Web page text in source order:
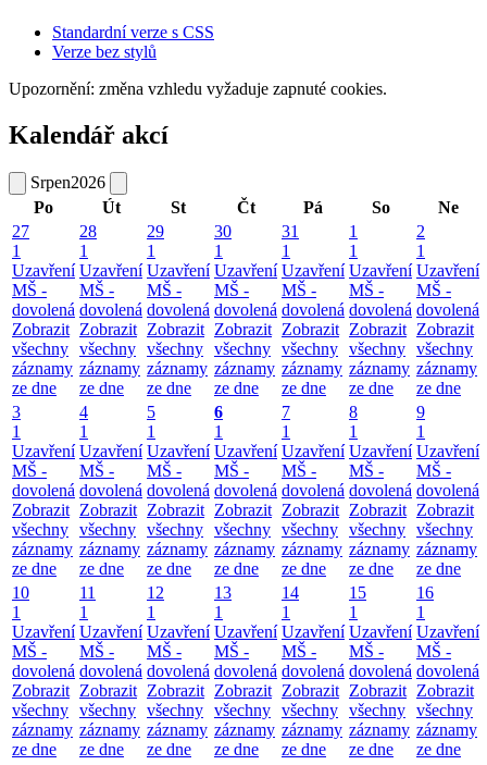
Standardní verze s CSS
Verze bez stylů
Upozornění: změna vzhledu vyžaduje zapnuté cookies.
Kalendář akcí
Srpen2026
Po
Út St Čt Pá So
Ne
27
1
Uzavření
MŠ -
dovolená
Zobrazit
všechny
záznamy
ze dne
28
1
Uzavření
MŠ -
dovolená
Zobrazit
všechny
záznamy
ze dne
29
1
Uzavření
MŠ -
dovolená
Zobrazit
všechny
záznamy
ze dne
30
1
Uzavření
MŠ -
dovolená
Zobrazit
všechny
záznamy
ze dne
31
1
Uzavření
MŠ -
dovolená
Zobrazit
všechny
záznamy
ze dne
1
1
Uzavření
MŠ -
dovolená
Zobrazit
všechny
záznamy
ze dne
2
1
Uzavření
MŠ -
dovolená
Zobrazit
všechny
záznamy
ze dne
3
1
Uzavření
MŠ -
dovolená
Zobrazit
všechny
záznamy
ze dne
4
1
Uzavření
MŠ -
dovolená
Zobrazit
všechny
záznamy
ze dne
5
1
Uzavření
MŠ -
dovolená
Zobrazit
všechny
záznamy
ze dne
6
1
Uzavření
MŠ -
dovolená
Zobrazit
všechny
záznamy
ze dne
7
1
Uzavření
MŠ -
dovolená
Zobrazit
všechny
záznamy
ze dne
8
1
Uzavření
MŠ -
dovolená
Zobrazit
všechny
záznamy
ze dne
9
1
Uzavření
MŠ -
dovolená
Zobrazit
všechny
záznamy
ze dne
10
1
Uzavření
MŠ -
dovolená
Zobrazit
všechny
záznamy
ze dne
11
1
Uzavření
MŠ -
dovolená
Zobrazit
všechny
záznamy
ze dne
12
1
Uzavření
MŠ -
dovolená
Zobrazit
všechny
záznamy
ze dne
13
1
Uzavření
MŠ -
dovolená
Zobrazit
všechny
záznamy
ze dne
14
1
Uzavření
MŠ -
dovolená
Zobrazit
všechny
záznamy
ze dne
15
1
Uzavření
MŠ -
dovolená
Zobrazit
všechny
záznamy
ze dne
16
1
Uzavření
MŠ -
dovolená
Zobrazit
všechny
záznamy
ze dne